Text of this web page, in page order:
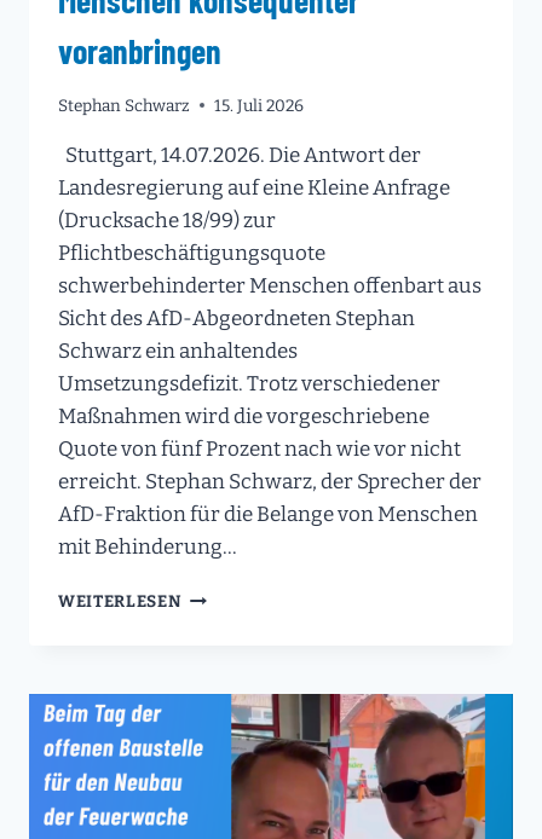
voranbringen
Stephan Schwarz 15. Juli 2026
Stuttgart, 14.07.2026. Die Antwort der
Landesregierung auf eine Kleine Anfrage
(Drucksache 18/99) zur
Pflichtbeschäftigungsquote
schwerbehinderter Menschen offenbart aus
Sicht des AfD-Abgeordneten Stephan
Schwarz ein anhaltendes
Umsetzungsdefizit. Trotz verschiedener
Maßnahmen wird die vorgeschriebene
Quote von fünf Prozent nach wie vor nicht
erreicht. Stephan Schwarz, der Sprecher der
AfD-Fraktion für die Belange von Menschen
mit Behinderung…
WEITERLESEN LANDESREGIERUNG
MENSCHEN
KONSEQUENTER
VORANBRINGEN